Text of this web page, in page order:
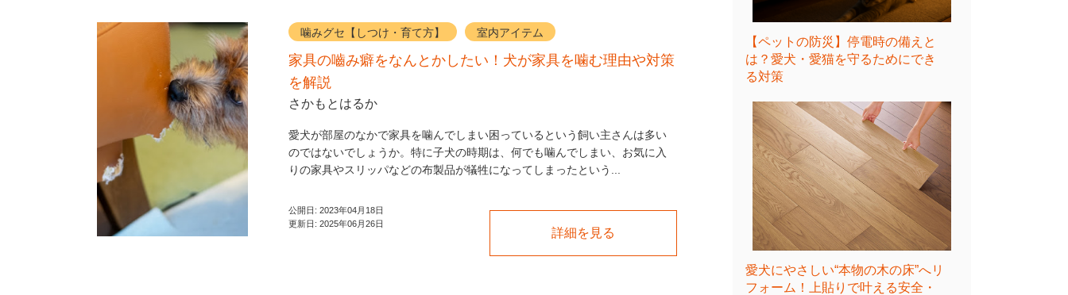
噛みグセ【しつけ・育て方】 室内アイテム
家具の嚙み癖をなんとかしたい！犬が家具を噛む理由や対策
を解説
さかもとはるか
愛犬が部屋のなかで家具を噛んでしまい困っているという飼い主さんは多い
のではないでしょうか。特に子犬の時期は、何でも噛んでしまい、お気に入
りの家具やスリッパなどの布製品が犠牲になってしまったという...
公開日: 2023年04月18日
更新日: 2025年06月26日
詳細を見る
【ペットの防災】停電時の備えと
は？愛犬・愛猫を守るためにでき
る対策
愛犬にやさしい“本物の木の床”へリ
フォーム！上貼りで叶える安全・